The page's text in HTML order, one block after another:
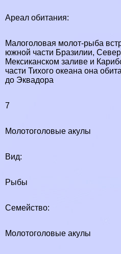
Ареал обитания:
Малоголовая молот-рыба
южной части Бразилии,
Мексиканском заливе и
части Тихого океана она
до Эквадора
7
Молотоголовые акулы
Вид:
Рыбы
Семейство:
Молотоголовые акулы